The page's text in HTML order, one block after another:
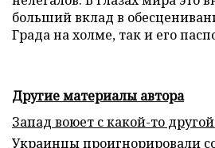
больший вклад в
Града на холме, так и его
Другие материалы автора
Запад воюет с какой-то
Украинцы проигнорировали